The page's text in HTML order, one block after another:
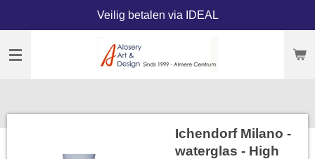
naar
Veilig betalen via IDEAL
Ichendorf Milano -
waterglas - High